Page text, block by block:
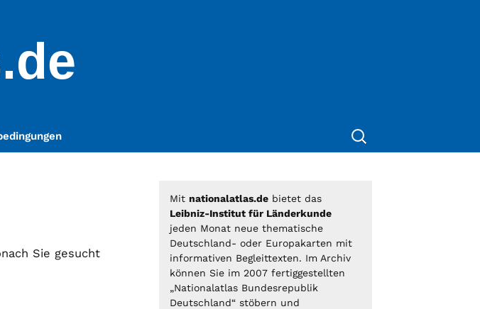
Suche
nach:
Sie gesucht
Mit nationalatlas.de bietet das
Leibniz-Institut für Länderkunde
jeden Monat neue thematische
Deutschland- oder Europakarten mit
informativen Begleittexten. Im Archiv
können Sie im 2007 fertiggestellten
„Nationalatlas Bundesrepublik
Deutschland“ stöbern und